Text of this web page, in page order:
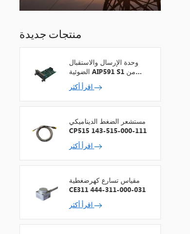
منتجات جديدة
وحدة الإرسال والاستقبال
الضوئية AIP591 S1 من
شركة يوكوجاوا لمكرر شبكة
V
مستشعر الضغط الديناميكي
CP515 143-515-000-111
مقياس تسارع كهرضغطية
CE311 444-311-000-031